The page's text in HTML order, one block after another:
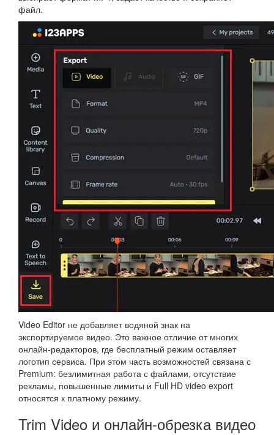
файл.
Video Editor не добавляет водяной знак на
экспортируемое видео. Это важное отличие от многих
онлайн-редакторов, где бесплатный режим оставляет
логотип сервиса. При этом часть возможностей связана с
Premium: безлимитная работа с файлами, отсутствие
рекламы, повышенные лимиты и Full HD video export
относятся к платному режиму.
Trim Video и онлайн-обрезка видео